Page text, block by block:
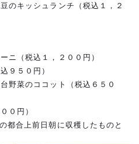
のキッシュランチ（税込１，２
ニ（税込１，２００円）
９５０円）
野菜のココット（税込６５０
０円）
都合上前日朝に収穫したものと